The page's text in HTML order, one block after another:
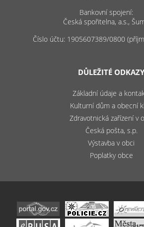
Bankovní spojení:
Česká spořitelna, a.s.,
Číslo účtu: 1905607389/0800
DŮLEŽITÉ ODKAZY
Základní údaje a
Kulturní dům a obecní
Zdravotnická zařízení v
Česká pošta, s.p.
Výstavba v obci
Poplatky obce